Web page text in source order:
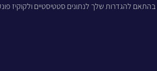
להגדרות שלך לנתונים סטטיסטיים ולקוקיז